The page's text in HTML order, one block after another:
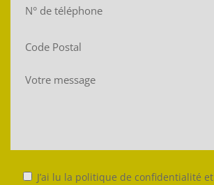
J’ai lu la politique de confidentialité et